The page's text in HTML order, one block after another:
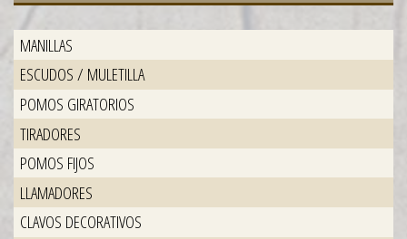
MANILLAS
ESCUDOS / MULETILLA
POMOS GIRATORIOS
TIRADORES
POMOS FIJOS
LLAMADORES
CLAVOS DECORATIVOS